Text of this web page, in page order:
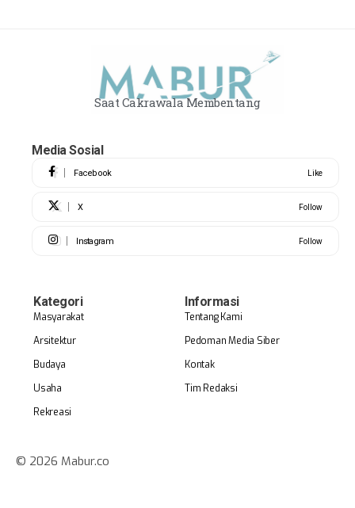
Saat Cakrawala Membentang
Media Sosial
Facebook Like
X Follow
Instagram Follow
Kategori
Masyarakat
Arsitektur
Budaya
Usaha
Rekreasi
Informasi
Tentang Kami
Pedoman Media Siber
Kontak
Tim Redaksi
© 2026 Mabur.co